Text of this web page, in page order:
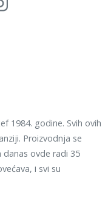
1984. godine. Svih ovih
Proizvodnja se
ovde radi 35
i svi su